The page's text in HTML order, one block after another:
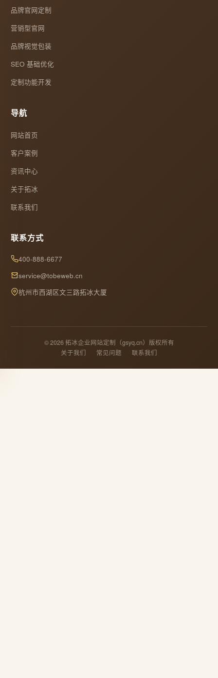
品牌官网定制
营销型官网
品牌视觉包装
SEO 基础优化
定制功能开发
导航
网站首页
客户案例
资讯中心
关于拓冰
联系我们
联系方式
400-888-6677
service@tobeweb.cn
杭州市西湖区文三路拓冰大厦
© 2026 拓冰企业网站定制（gsyq.cn）版权所有
关于我们
常见问题 联系我们